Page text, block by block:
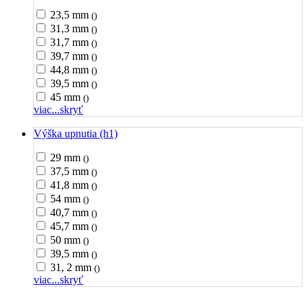
23,5 mm ()
31,3 mm ()
31,7 mm ()
39,7 mm ()
44,8 mm ()
39,5 mm ()
45 mm ()
viac...skryť
Výška upnutia (h1)
29 mm ()
37,5 mm ()
41,8 mm ()
54 mm ()
40,7 mm ()
45,7 mm ()
50 mm ()
39,5 mm ()
31, 2 mm ()
viac...skryť